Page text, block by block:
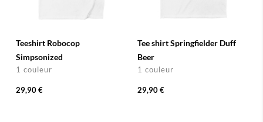
Teeshirt Robocop
Simpsonized
1 couleur
29,90 €
Tee shirt Springfielder Duff
Beer
1 couleur
29,90 €